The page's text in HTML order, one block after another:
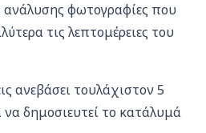
ανάλυσης φωτογραφίες που
τις λεπτομέρειες του
ανεβάσει τουλάχιστον 5
να δημοσιευτεί το κατάλυμά